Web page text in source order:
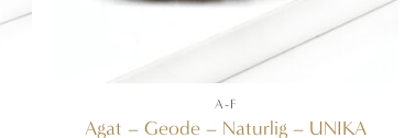
A-F
Agat – Geode – Naturlig – UNIKA